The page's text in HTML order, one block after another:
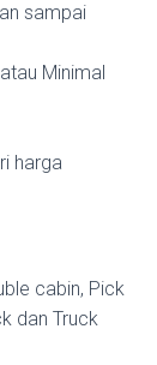
sampai
Minimal
harga
cabin, Pick
dan Truck